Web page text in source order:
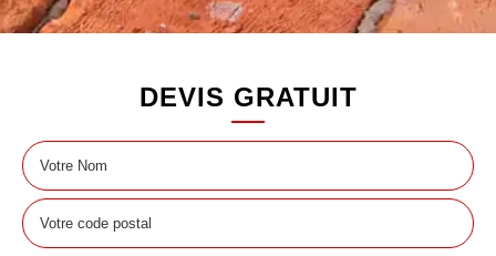
DEVIS GRATUIT